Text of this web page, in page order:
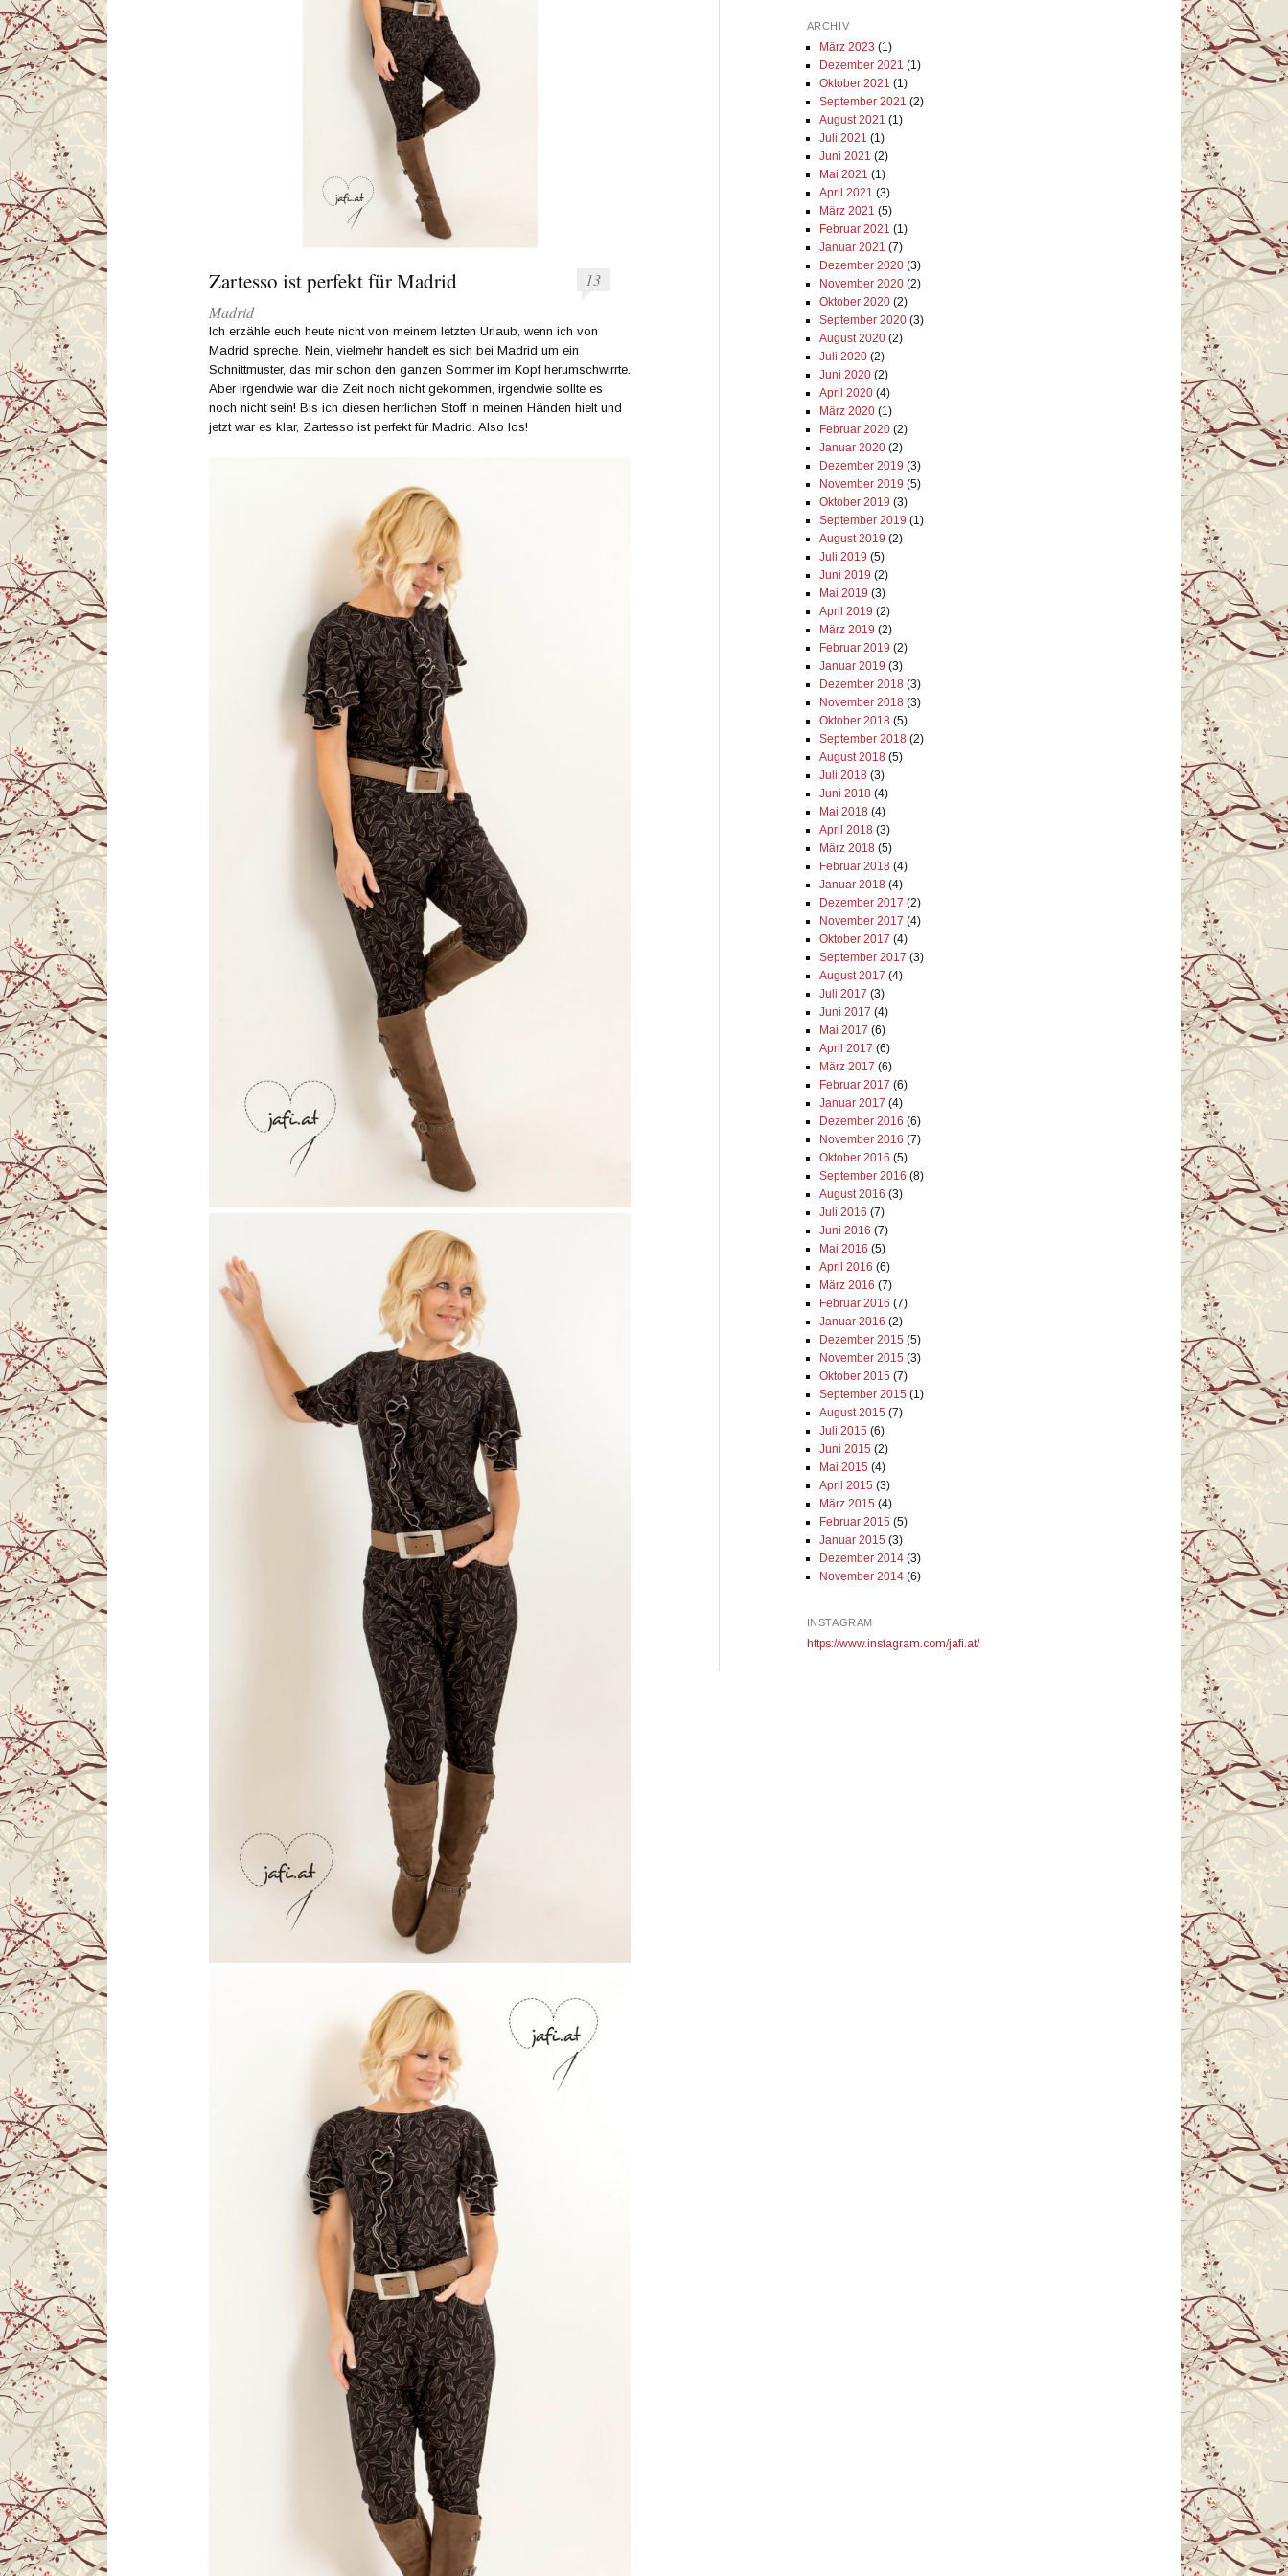
Zartesso ist perfekt für Madrid
13
Madrid
Ich erzähle euch heute nicht von meinem letzten Urlaub, wenn ich von
Madrid spreche. Nein, vielmehr handelt es sich bei Madrid um ein
Schnittmuster, das mir schon den ganzen Sommer im Kopf herumschwirrte.
Aber irgendwie war die Zeit noch nicht gekommen, irgendwie sollte es
noch nicht sein! Bis ich diesen herrlichen Stoff in meinen Händen hielt und
jetzt war es klar, Zartesso ist perfekt für Madrid. Also los!
ARCHIV
März 2023 (1)
Dezember 2021 (1)
Oktober 2021 (1)
September 2021 (2)
August 2021 (1)
Juli 2021 (1)
Juni 2021 (2)
Mai 2021 (1)
April 2021 (3)
März 2021 (5)
Februar 2021 (1)
Januar 2021 (7)
Dezember 2020(3)
November 2020(2)
Oktober 2020(2)
September 2020(3)
August 2020(2)
Juli 2020(2)
Juni 2020(2)
April 2020(4)
März 2020(1)
Februar 2020(2)
Januar 2020(2)
Dezember 2019 (3)
November 2019 (5)
Oktober 2019 (3)
September 2019 (1)
August 2019 (2)
Juli 2019 (5)
Juni 2019 (2)
Mai 2019 (3)
April 2019 (2)
März 2019 (2)
Februar 2019 (2)
Januar 2019 (3)
Dezember 2018(3)
November 2018(3)
Oktober 2018(5)
September 2018(2)
August 2018(5)
Juli 2018(3)
Juni 2018(4)
Mai 2018(4)
April 2018(3)
März 2018(5)
Februar 2018(4)
Januar 2018(4)
Dezember 2017 (2)
November 2017 (4)
Oktober 2017 (4)
September 2017 (3)
August 2017 (4)
Juli 2017 (3)
Juni 2017 (4)
Mai 2017 (6)
April 2017 (6)
März 2017 (6)
Februar 2017 (6)
Januar 2017 (4)
Dezember 2016 (6)
November 2016 (7)
Oktober 2016 (5)
September 2016 (8)
August 2016 (3)
Juli 2016 (7)
Juni 2016 (7)
Mai 2016 (5)
April 2016 (6)
März 2016 (7)
Februar 2016 (7)
Januar 2016 (2)
Dezember 2015 (5)
November 2015 (3)
Oktober 2015 (7)
September 2015 (1)
August 2015 (7)
Juli 2015 (6)
Juni 2015 (2)
Mai 2015 (4)
April 2015 (3)
März 2015 (4)
Februar 2015 (5)
Januar 2015 (3)
Dezember 2014(3)
November 2014(6)
INSTAGRAM
https://www.instagram.com/jafi.at/